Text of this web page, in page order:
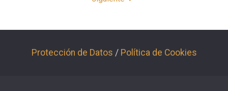
Protección de Datos / Política de Cookies